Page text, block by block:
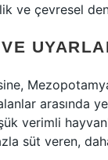
ve çevresel
arasında
verimli
süt veren,